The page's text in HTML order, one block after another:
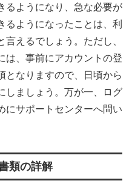
るようになり、急な必要が
るようになったことは、利
えるでしょう。ただし、
は、事前にアカウントの登
となりますので、日頃から
しましょう。万が一、ログ
にサポートセンターへ問い
類の詳解